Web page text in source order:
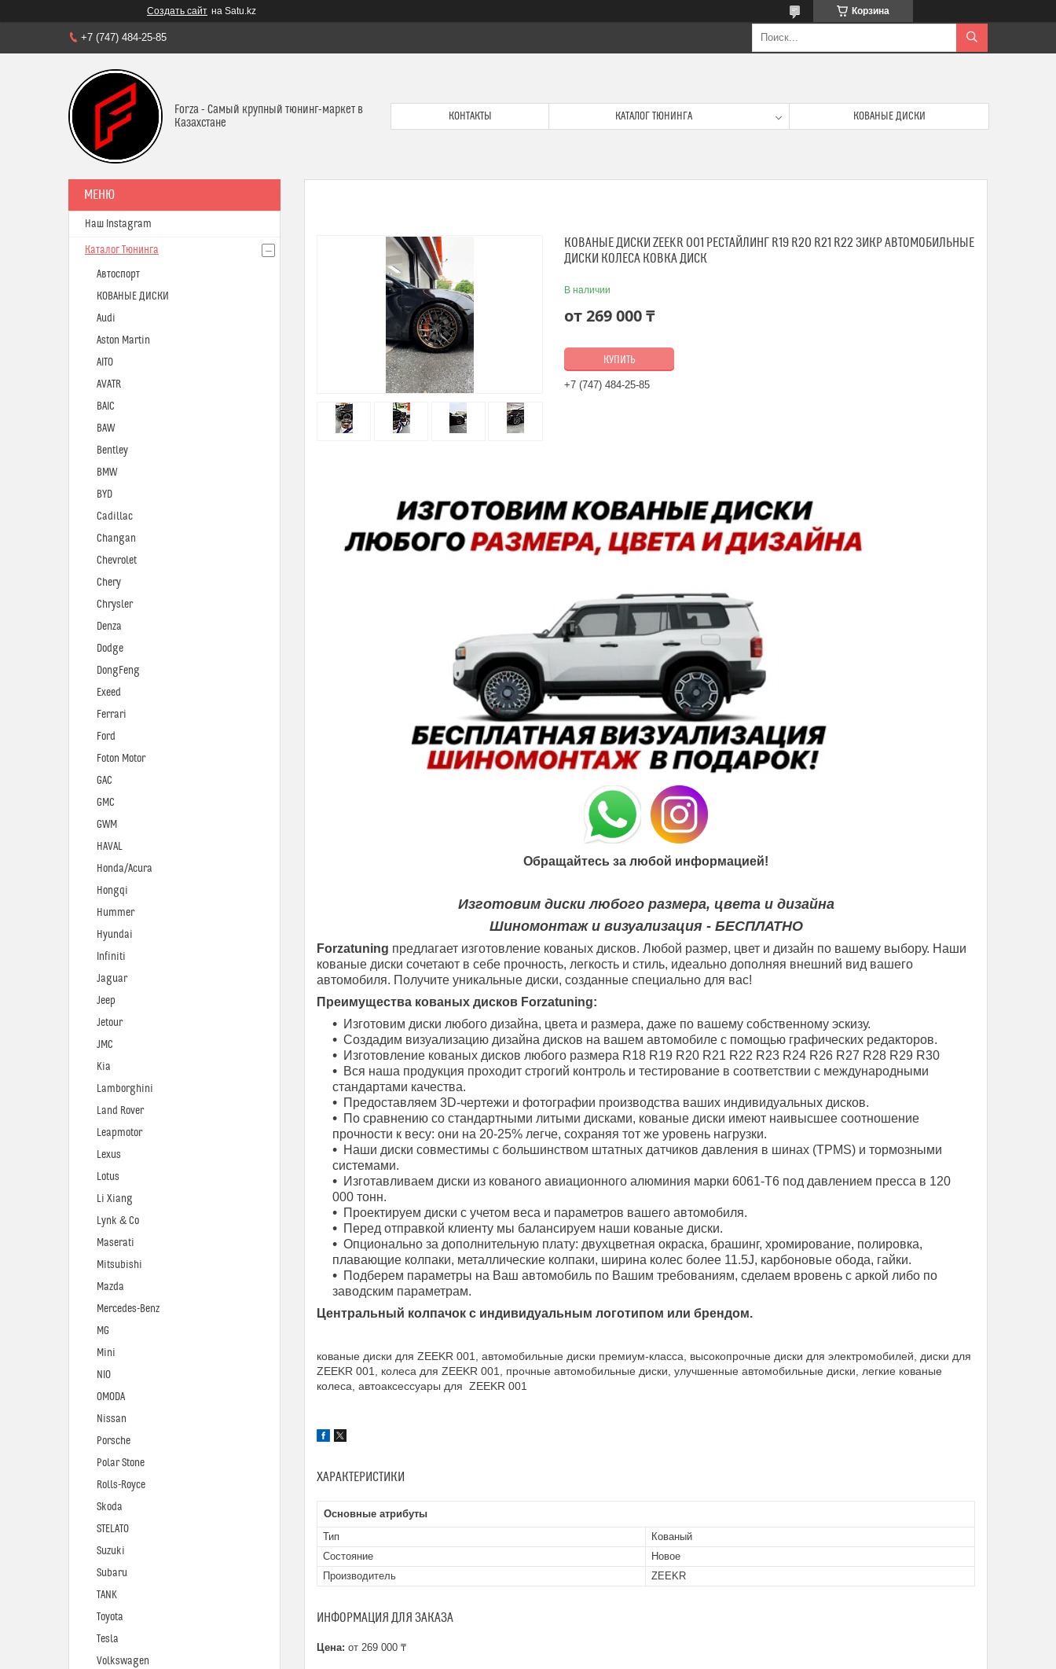
Создать сайт на Satu.kz Корзина
+7 (747) 484-25-85
Forza - Самый крупный тюнинг-маркет в
Казахстане
КОНТАКТЫ КАТАЛОГ ТЮНИНГА КОВАНЫЕ ДИСКИ
КОВАНЫЕ ДИСКИ ZEEKR 001 РЕСТАЙЛИНГ R19 R20 R21 R22 ЗИКР АВТОМОБИЛЬНЫЕ
ДИСКИ КОЛЕСА КОВКА ДИСК
В наличии
от269 000 ₸
КУПИТЬ
+7 (747) 484-25-85
Обращайтесь за любой информацией!
Изготовим диски любого размера, цвета и дизайна
Шиномонтаж и визуализация - БЕСПЛАТНО
Forzatuning предлагает изготовление кованых дисков. Любой размер, цвет и дизайн по вашему выбору. Наши
кованые диски сочетают в себе прочность, легкость и стиль, идеально дополняя внешний вид вашего
автомобиля. Получите уникальные диски, созданные специально для вас!
Преимущества кованых дисков Forzatuning:
Изготовим диски любого дизайна, цвета и размера, даже по вашему собственному эскизу.
Создадим визуализацию дизайна дисков на вашем автомобиле с помощью графических редакторов.
Изготовление кованых дисков любого размера R18 R19 R20 R21 R22 R23 R24 R26 R27 R28 R29 R30
Вся наша продукция проходит строгий контроль и тестирование в соответствии с международными
стандартами качества.
Предоставляем 3D-чертежи и фотографии производства ваших индивидуальных дисков.
По сравнению со стандартными литыми дисками, кованые диски имеют наивысшее соотношение
прочности к весу: они на 20-25% легче, сохраняя тот же уровень нагрузки.
Наши диски совместимы с большинством штатных датчиков давления в шинах (TPMS) и тормозными
системами.
Изготавливаем диски из кованого авиационного алюминия марки 6061-T6 под давлением пресса в 120
000 тонн.
Проектируем диски с учетом веса и параметров вашего автомобиля.
Перед отправкой клиенту мы балансируем наши кованые диски.
Опционально за дополнительную плату: двухцветная окраска, брашинг, хромирование, полировка,
плавающие колпаки, металлические колпаки, ширина колес более 11.5J, карбоновые обода, гайки.
Подберем параметры на Ваш автомобиль по Вашим требованиям, сделаем вровень с аркой либо по
заводским параметрам.
Центральный колпачок с индивидуальным логотипом или брендом.
кованые диски для ZEEKR 001, автомобильные диски премиум-класса, высокопрочные диски для электромобилей, диски для
ZEEKR 001, колеса для ZEEKR 001, прочные автомобильные диски, улучшенные автомобильные диски, легкие кованые
колеса, автоаксессуары для ZEEKR 001
ХАРАКТЕРИСТИКИ
Основные атрибуты
Тип
Кованый
Состояние
Новое
Производитель
ZEEKR
ИНФОРМАЦИЯ ДЛЯ ЗАКАЗА
Цена: от 269 000 ₸
Наш Instagram
Каталог Тюнинга
Автоспорт
КОВАНЫЕ ДИСКИ
Audi
Aston Martin
AITO
AVATR
BAIC
BAW
Bentley
BMW
BYD
Cadillac
Changan
Chevrolet
Chery
Chrysler
Denza
Dodge
DongFeng
Exeed
Ferrari
Ford
Foton Motor
GAC
GMC
GWM
HAVAL
Honda/Acura
Hongqi
Hummer
Hyundai
Infiniti
Jaguar
Jeep
Jetour
JMC
Kia
Lamborghini
Land Rover
Leapmotor
Lexus
Lotus
Li Xiang
Lynk & Co
Maserati
Mitsubishi
Mazda
Mercedes-Benz
MG
Mini
NIO
OMODA
Nissan
Porsche
Polar Stone
Rolls-Royce
Skoda
STELATO
Suzuki
Subaru
TANK
Toyota
Tesla
Volkswagen